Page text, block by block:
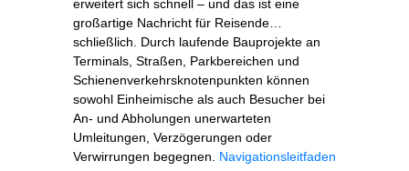
erweitert sich schnell – und das ist eine
großartige Nachricht für Reisende…
schließlich. Durch laufende Bauprojekte an
Terminals, Straßen, Parkbereichen und
Schienenverkehrsknotenpunkten können
sowohl Einheimische als auch Besucher bei
An- und Abholungen unerwarteten
Umleitungen, Verzögerungen oder
Verwirrungen begegnen. Navigationsleitfaden